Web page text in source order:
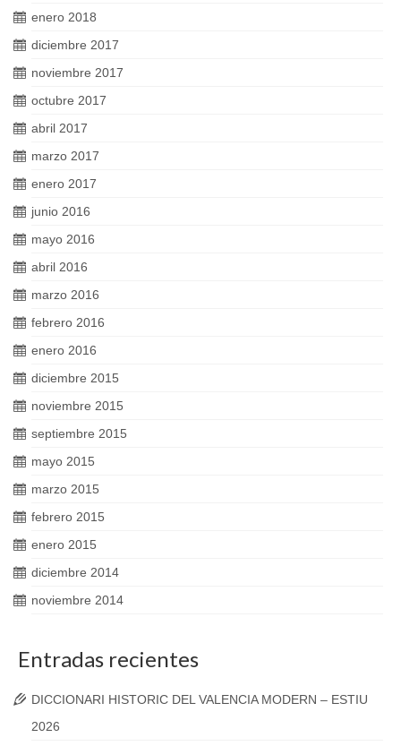
enero 2018
diciembre 2017
noviembre 2017
octubre 2017
abril 2017
marzo 2017
enero 2017
junio 2016
mayo 2016
abril 2016
marzo 2016
febrero 2016
enero 2016
diciembre 2015
noviembre 2015
septiembre 2015
mayo 2015
marzo 2015
febrero 2015
enero 2015
diciembre 2014
noviembre 2014
Entradas recientes
DICCIONARI HISTORIC DEL VALENCIA MODERN – ESTIU
2026